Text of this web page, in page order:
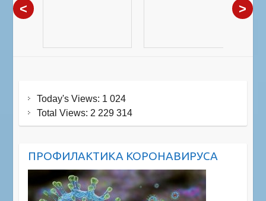
< >
Today's Views: 1 024
Total Views: 2 229 314
ПРОФИЛАКТИКА КОРОНАВИРУСА